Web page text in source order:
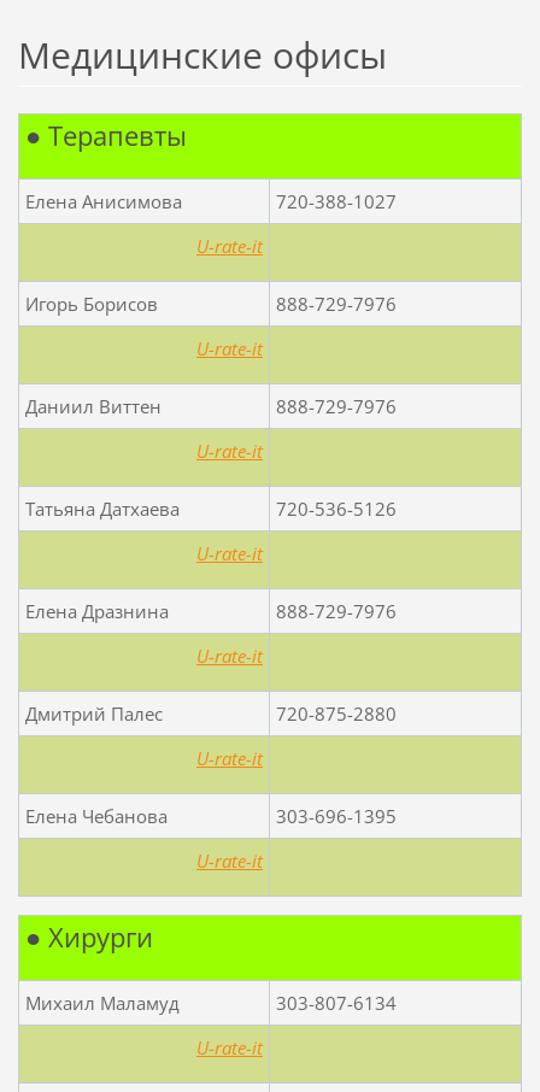
Медицинские офисы
● Терапевты
Елена Анисимова
720-388-1027
U-rate-it
Игорь Борисов
888-729-7976
U-rate-it
Даниил Виттен
888-729-7976
U-rate-it
Татьяна Датхаева
720-536-5126
U-rate-it
Елена Дразнина
888-729-7976
U-rate-it
Дмитрий Палес
720-875-2880
U-rate-it
Елена Чебанова
303-696-1395
U-rate-it
● Хирурги
Михаил Маламуд
303-807-6134
U-rate-it